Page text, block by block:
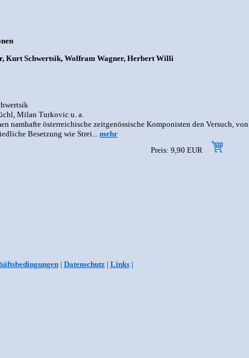
Kurt Schwertsik, Wolfram Wagner, Herbert Willi
Milan Turkovic u. a.
namhafte österreichische zeitgenössische Komponisten den Versuch, von
Besetzung wie Strei... mehr
Preis: 9,90 EUR
| Datenschutz| Links|